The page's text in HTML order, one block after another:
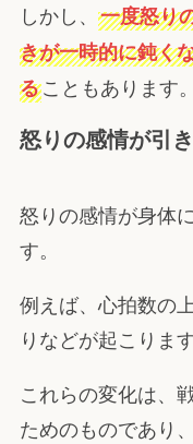
しかし、 一度怒り
きが一時的に鈍く
ることもあります。
怒りの感情が引
怒りの感情が身体
す。
例えば、心拍数の
りなどが起こります
これらの変化は、
ためのものであり